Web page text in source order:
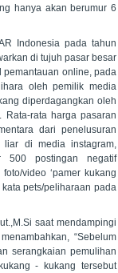
hanya akan berumur 6
Indonesia pada tahun
di tujuh pasar besar
pemantauan online, pada
oleh pemilik media
diperdagangkan oleh
rata harga pasaran
dari penelusuran
liar di media instagram,
500 postingan negatif
video ‘pamer kukang
pets/peliharaan pada
saat mendampingi
“Sebelum
serangkaian pemulihan
- kukang tersebut